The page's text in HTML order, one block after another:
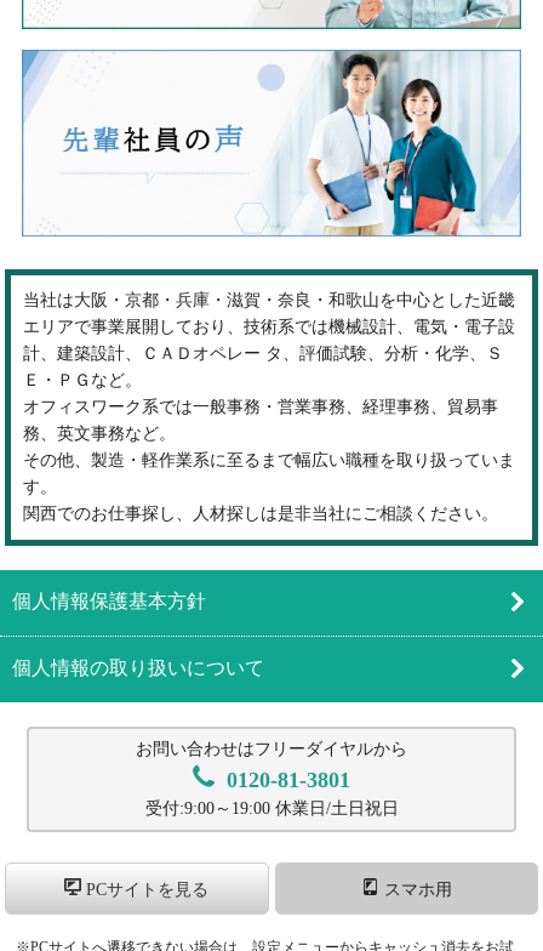
当社は大阪・京都・兵庫・滋賀・奈良・和歌山を中心とした近畿
エリアで事業展開しており、技術系では機械設計、電気・電子設
計、建築設計、ＣＡＤオペレー タ、評価試験、分析・化学、Ｓ
Ｅ・ＰＧなど。
オフィスワーク系では一般事務・営業事務、経理事務、貿易事
務、英文事務など。
その他、製造・軽作業系に至るまで幅広い職種を取り扱っていま
す。
関西でのお仕事探し、人材探しは是非当社にご相談ください。
個人情報保護基本方針
個人情報の取り扱いについて
お問い合わせはフリーダイヤルから
0120-81-3801
受付:9:00～19:00 休業日/土日祝日
PCサイトを見る スマホ用
※PCサイトへ遷移できない場合は、設定メニューからキャッシュ消去をお試